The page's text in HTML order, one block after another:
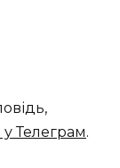
у Телеграм.